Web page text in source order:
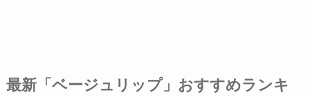
最新「ベージュリップ」 おすすめランキ